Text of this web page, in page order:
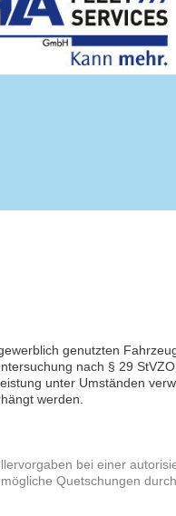
genutzten
nach § 29
unter Umständen
werden.
bei einer
Quetschungen